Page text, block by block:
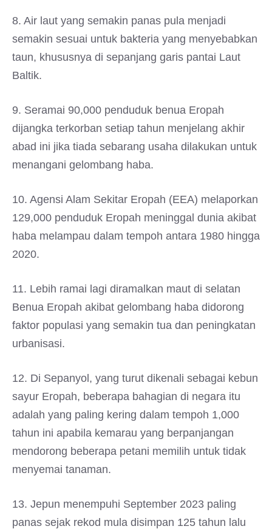
8. Air laut yang semakin panas pula menjadi
semakin sesuai untuk bakteria yang menyebabkan
taun, khususnya di sepanjang garis pantai Laut
Baltik.
9. Seramai 90,000 penduduk benua Eropah
dijangka terkorban setiap tahun menjelang akhir
abad ini jika tiada sebarang usaha dilakukan untuk
menangani gelombang haba.
10. Agensi Alam Sekitar Eropah (EEA) melaporkan
129,000 penduduk Eropah meninggal dunia akibat
haba melampau dalam tempoh antara 1980 hingga
2020.
11. Lebih ramai lagi diramalkan maut di selatan
Benua Eropah akibat gelombang haba didorong
faktor populasi yang semakin tua dan peningkatan
urbanisasi.
12. Di Sepanyol, yang turut dikenali sebagai kebun
sayur Eropah, beberapa bahagian di negara itu
adalah yang paling kering dalam tempoh 1,000
tahun ini apabila kemarau yang berpanjangan
mendorong beberapa petani memilih untuk tidak
menyemai tanaman.
13. Jepun menempuhi September 2023 paling
panas sejak rekod mula disimpan 125 tahun lalu